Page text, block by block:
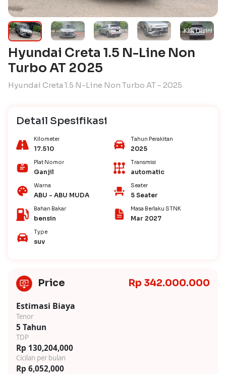
Hyundai Creta 1.5 N-Line Non
Turbo AT 2025
Hyundai Creta 1.5 N-Line Non Turbo AT - 2025
Detail Spesifikasi
Kilometer
17.510
Tahun Perakitan
2025
Plat Nomor
Ganjil
Transmisi
automatic
Warna
ABU - ABU MUDA
Seater
5 Seater
Bahan Bakar
bensin
Masa Berlaku STNK
Mar 2027
Type
suv
Price Rp 342.000.000
Estimasi Biaya
Tenor
5 Tahun
TDP
Rp 130,204,000
Cicilan per bulan
Rp 6,052,000